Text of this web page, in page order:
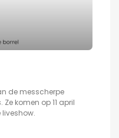
de messcherpe
komen op 11 april